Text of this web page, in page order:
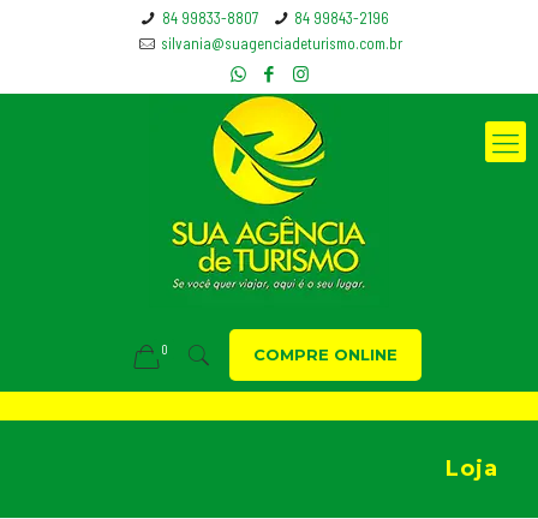
84 99833-8807
84 99843-2196
silvania@suagenciadeturismo.com.br
0 COMPRE ONLINE
Loja